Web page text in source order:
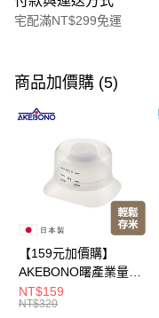
宅配滿NT$299免運
信用卡一次付款
超商取貨付款
LINE Pay
Apple Pay
Google Pay
全盈+PAY
大哥付你分期
商品加價購 (5)
【159元加價購】
AKEBONO曙產業量米
杯漏斗組(白)/量米杯/
米桶/量米用具/任二件8
NT$159
NT$320